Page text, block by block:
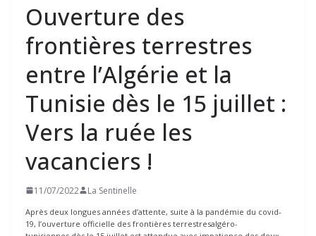
Ouverture des
frontières terrestres
entre l’Algérie et la
Tunisie dès le 15 juillet :
Vers la ruée les
vacanciers !
11/07/2022 La Sentinelle
Après deux longues années d’attente, suite à la pandémie du covid-
19, l’ouverture officielle des frontières terrestresalgéro-